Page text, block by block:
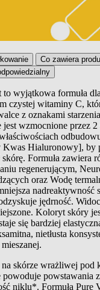
Co zawiera
wyjątkowa formuła
czystej witaminy C,
z oznakami
jest wzmocnione przez
Kwas Hialuronowy], by
Formuła zawiera
regenerującym,
oraz Wodę
nadreaktywność
jędrność.
Koloryt skóry
się bardziej
nietłusta
skórze wrażliwej pod
powstawania
niklu*. Formuła Pure